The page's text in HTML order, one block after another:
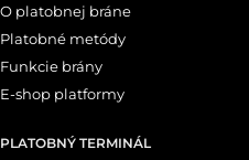
O platobnej bráne
Platobné metódy
Funkcie brány
E-shop platformy
PLATOBNÝ TERMINÁL